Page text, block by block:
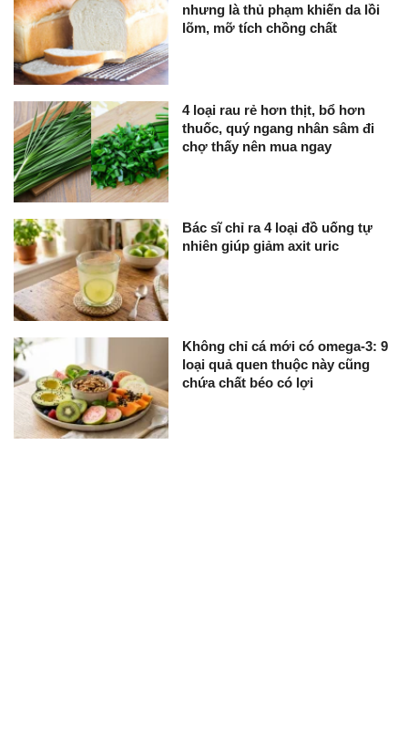
nhưng là thủ phạm khiến da lồi
lõm, mỡ tích chồng chất
4 loại rau rẻ hơn thịt, bổ hơn
thuốc, quý ngang nhân sâm đi
chợ thấy nên mua ngay
Bác sĩ chỉ ra 4 loại đồ uống tự
nhiên giúp giảm axit uric
Không chỉ cá mới có omega-3: 9
loại quả quen thuộc này cũng
chứa chất béo có lợi